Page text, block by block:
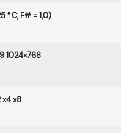
° C, F# = 1,0)
1024×768
x4 x8